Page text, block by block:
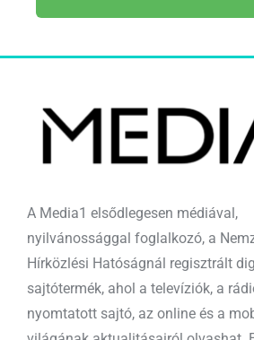
A Media1 elsődlegesen médiával,
nyilvánossággal foglalkozó, a
Hírközlési Hatóságnál regisztrált
sajtótermék, ahol a televíziók, a
nyomtatott sajtó, az online és a